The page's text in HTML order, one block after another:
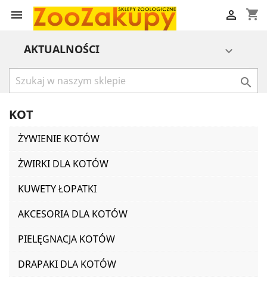
 shopping_cart

AKTUALNOŚCI 

KOT
ŻYWIENIE KOTÓW
ŻWIRKI DLA KOTÓW
KUWETY ŁOPATKI
AKCESORIA DLA KOTÓW
PIELĘGNACJA KOTÓW
DRAPAKI DLA KOTÓW